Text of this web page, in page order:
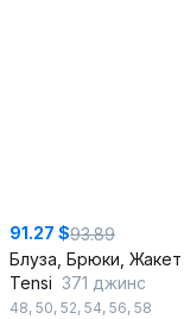
91.27 $93.89
Блуза, Брюки, Жакет
Tensi 371 джинс
48, 50, 52, 54, 56, 58